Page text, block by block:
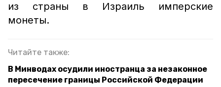
из страны в Израиль имперские
монеты.
Читайте также:
В Минводах осудили иностранца за незаконное
пересечение границы Российской Федерации